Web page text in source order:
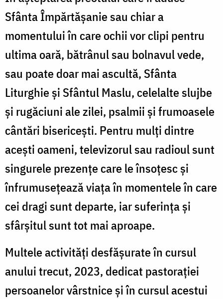
Sfânta Împărtășanie sau chiar a
momentului în care ochii vor clipi pentru
ultima oară, bătrânul sau bolnavul vede,
sau poate doar mai ascultă, Sfânta
Liturghie și Sfântul Maslu, celelalte slujbe
și rugăciuni ale zilei, psalmii și frumoasele
cântări bisericești. Pentru mulți dintre
acești oameni, televizorul sau radioul sunt
singurele prezențe care le însoțesc și
înfrumusețează viața în momentele în care
cei dragi sunt departe, iar suferința și
sfârșitul sunt tot mai aproape.
Multele activități desfășurate în cursul
anului trecut, 2023, dedicat pastorației
persoanelor vârstnice și în cursul acestui